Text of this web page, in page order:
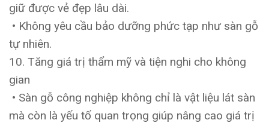
giữ được vẻ đẹp lâu dài.
• Không yêu cầu bảo dưỡng phức tạp như sàn gỗ
tự nhiên.
10. Tăng giá trị thẩm mỹ và tiện nghi cho không
gian
• Sàn gỗ công nghiệp không chỉ là vật liệu lát sàn
mà còn là yếu tố quan trọng giúp nâng cao giá trị